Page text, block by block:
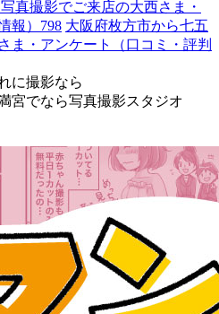
真撮影でご来店の大西さま・
報）798 大阪府枚方市から七五
ま・アンケート（口コミ・評判
に撮影なら
宮でなら写真撮影スタジオ